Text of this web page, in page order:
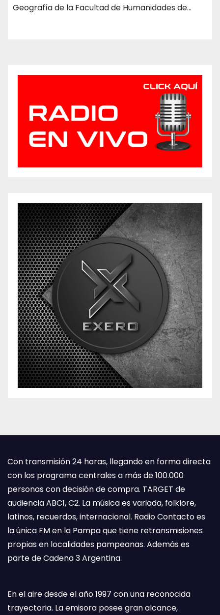
Geografía de la Facultad de Humanidades de…
Con transmisión 24 horas, llegando en forma directa
con los programa centrales a más de 100.000
personas con decisión de compra. TARGET de
audiencia ABC1, C2. La música es variada, folklore,
latinos, recuerdos, internacional. Radio Contacto es
la única FM en la Pampa que tiene retransmisiones
propias en localidades pampeanas. Además es
parte de Cadena 3 Argentina.
En el aire desde el año 1997 con una reconocida
trayectoria. La emisora posee gran alcance,